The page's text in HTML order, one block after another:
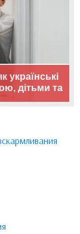
українські
дітьми та